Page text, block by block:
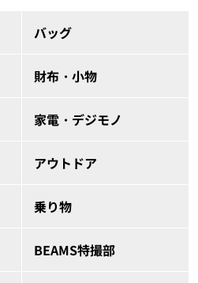
バッグ
財布・小物
家電・デジモノ
アウトドア
乗り物
BEAMS特撮部